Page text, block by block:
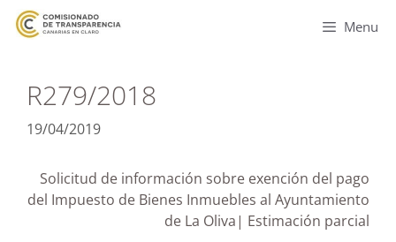
Menu
R279/2018
19/04/2019
Solicitud de información sobre exención del pago
del Impuesto de Bienes Inmuebles al Ayuntamiento
de La Oliva| Estimación parcial